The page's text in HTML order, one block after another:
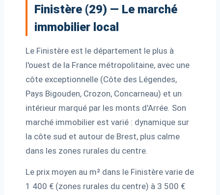
Finistère (29) — Le marché
immobilier local
Le Finistère est le département le plus à
l'ouest de la France métropolitaine, avec une
côte exceptionnelle (Côte des Légendes,
Pays Bigouden, Crozon, Concarneau) et un
intérieur marqué par les monts d'Arrée. Son
marché immobilier est varié : dynamique sur
la côte sud et autour de Brest, plus calme
dans les zones rurales du centre.
Le prix moyen au m² dans le Finistère varie de
1 400 € (zones rurales du centre) à 3 500 €